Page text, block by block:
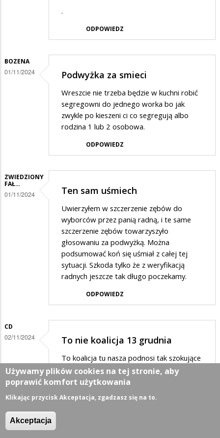
.
ODPOWIEDZ
BOZENA
01/11/2024 Podwyżka za smieci
Wreszcie nie trzeba będzie w kuchni robić
segregowni do jednego worka bo jak
zwykle po kieszeni ci co segregują albo
rodzina 1 lub 2 osobowa.
ODPOWIEDZ
ZWIEDZIONY
FAŁ…
01/11/2024 Ten sam uśmiech
Uwierzyłem w szczerzenie zębów do
wyborców przez panią radną, i te same
szczerzenie zębów towarzyszyło
głosowaniu za podwyżką. Można
podsumować koń się uśmiał z całej tej
sytuacji. Szkoda tylko że z weryfikacją
radnych jeszcze tak długo poczekamy.
ODPOWIEDZ
CD
02/11/2024 To nie koalicja 13 grudnia
To koalicja tu nasza podnosi tak szokujące
ceny śmieci
ODPOWIEDZ
MIESZKANIEC
02/11/2024
Używamy plików cookies na tej stronie, aby
poprawić komfort użytkowania
Klikając przycisk Akceptacja, zgadzasz się na to.
Akceptacja